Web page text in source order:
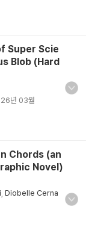
Super Scie
Blob (Hard
년 03월
Chords (an
Novel)
Diobelle Cerna